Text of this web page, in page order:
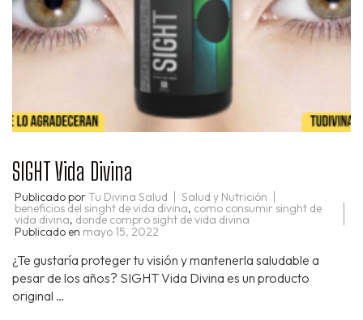
SIGHT Vida Divina
Publicado porTu Divina Salud Salud y Nutrición
beneficios del singht de vida divina, como consumir singht de
vida divina, donde compro sight de vida divina
Publicado en mayo 15, 2022
¿Te gustaría proteger tu visión y mantenerla saludable a
pesar de los años? SIGHT Vida Divina es un producto
original …